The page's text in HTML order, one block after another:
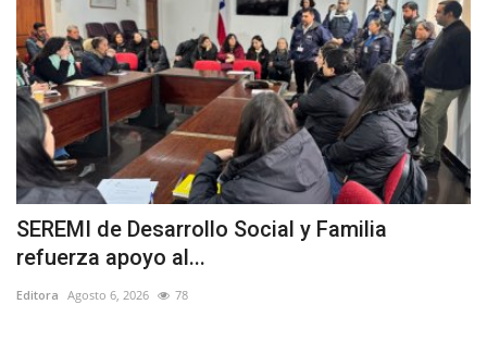
SEREMI de Desarrollo Social y Familia
refuerza apoyo al...
Editora Agosto 6, 2026 78